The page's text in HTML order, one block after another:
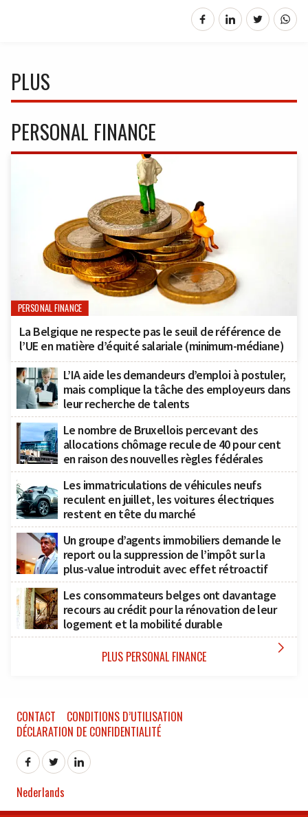
PLUS
PERSONAL FINANCE
PERSONAL FINANCE
La Belgique ne respecte pas le seuil de référence de
l’UE en matière d’équité salariale (minimum-médiane)
L’IA aide les demandeurs d’emploi à postuler,
mais complique la tâche des employeurs dans
leur recherche de talents
Le nombre de Bruxellois percevant des
allocations chômage recule de 40 pour cent
en raison des nouvelles règles fédérales
Les immatriculations de véhicules neufs
reculent en juillet, les voitures électriques
restent en tête du marché
Un groupe d’agents immobiliers demande le
report ou la suppression de l’impôt sur la
plus-value introduit avec effet rétroactif
Les consommateurs belges ont davantage
recours au crédit pour la rénovation de leur
logement et la mobilité durable
PLUS PERSONAL FINANCE 
CONTACT
CONDITIONS D’UTILISATION
DÉCLARATION DE CONFIDENTIALITÉ
Nederlands